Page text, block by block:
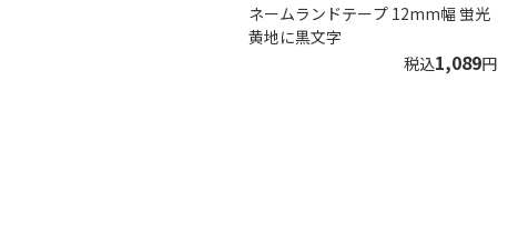
ネームランドテープ 12mm幅 蛍光
黄地に黒文字
税込1,089円